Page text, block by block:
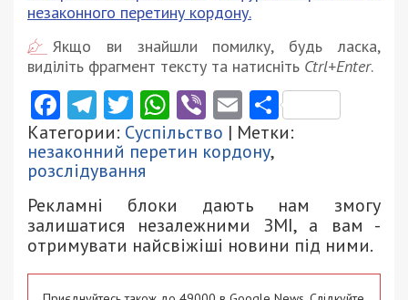
незаконного перетину кордону.
Якщо ви знайшли помилку, будь ласка,
виділіть фрагмент тексту та натисніть Ctrl+Enter.
Facebook
Telegram
Twitter
WhatsApp
ViberEmail
Категории: Суспільство | Метки:
незаконний перетин кордону,
розслідування
Рекламні блоки дають нам змогу
залишатися незалежними ЗМІ, а вам -
отримувати найсвіжіші новини під ними.